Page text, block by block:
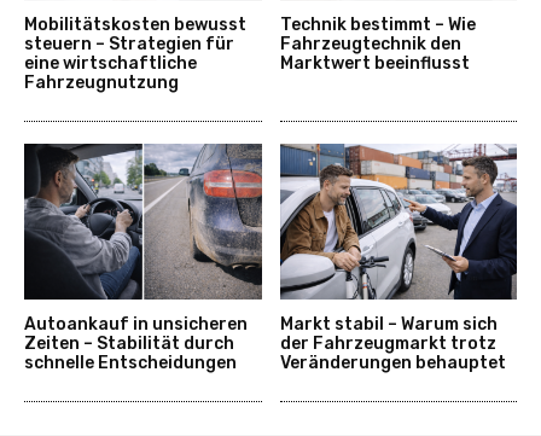
Mobilitätskosten bewusst
steuern – Strategien für
eine wirtschaftliche
Fahrzeugnutzung
Technik bestimmt – Wie
Fahrzeugtechnik den
Marktwert beeinflusst
Autoankauf in unsicheren
Zeiten – Stabilität durch
schnelle Entscheidungen
Markt stabil – Warum sich
der Fahrzeugmarkt trotz
Veränderungen behauptet